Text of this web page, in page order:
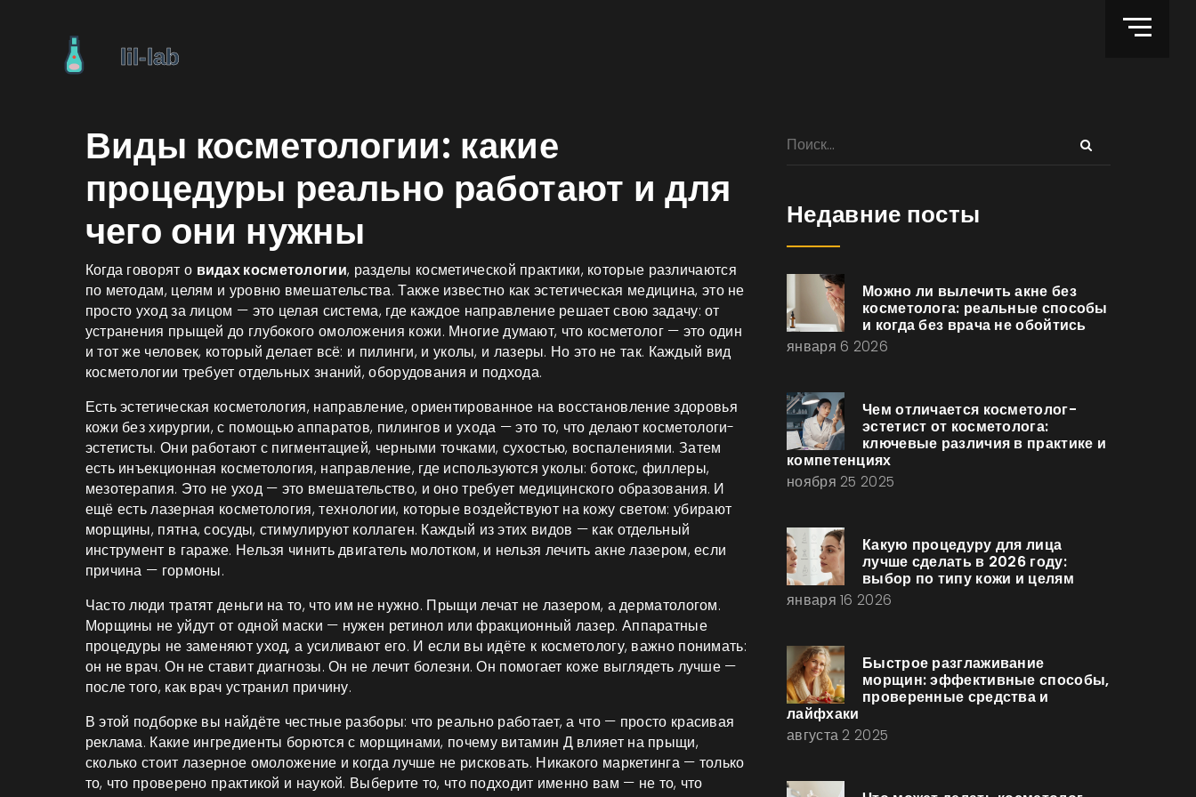
Виды косметологии: какие
процедуры реально работают и для
чего они нужны
Когда говорят о видах косметологии, разделы косметической практики, которые различаются
по методам, целям и уровню вмешательства. Также известно какэстетическая медицина, это не
просто уход за лицом — это целая система, где каждое направление решает свою задачу: от
устранения прыщей до глубокого омоложения кожи. Многие думают, что косметолог — это один
и тот же человек, который делает всё: и пилинги, и уколы, и лазеры. Но это не так. Каждый вид
косметологии требует отдельных знаний, оборудования и подхода.
Естьэстетическая косметология, направление, ориентированное на восстановление здоровья
кожи без хирургии, с помощью аппаратов, пилингов и ухода — это то, что делают косметологи-
эстетисты. Они работают с пигментацией, черными точками, сухостью, воспалениями. Затем
есть инъекционная косметология, направление, где используются уколы: ботокс, филлеры,
мезотерапия. Это не уход — это вмешательство, и оно требует медицинского образования. И
ещё естьлазерная косметология,технологии, которые воздействуют на кожу светом: убирают
морщины, пятна, сосуды, стимулируют коллаген. Каждый из этих видов — как отдельный
инструмент в гараже. Нельзя чинить двигатель молотком, и нельзя лечить акне лазером, если
причина — гормоны.
Часто люди тратят деньги на то, что им не нужно. Прыщи лечат не лазером, а дерматологом.
Морщины не уйдут от одной маски — нужен ретинол или фракционный лазер. Аппаратные
процедуры не заменяют уход, а усиливают его. И если вы идёте к косметологу, важно понимать:
он не врач. Он не ставит диагнозы. Он не лечит болезни. Он помогает коже выглядеть лучше —
после того, как врач устранил причину.
В этой подборке вы найдёте честные разборы: что реально работает, а что — просто красивая
реклама. Какие ингредиенты борются с морщинами, почему витамин Д влияет на прыщи,
сколько стоит лазерное омоложение и когда лучше не рисковать. Никакого маркетинга — только
то, что проверено практикой и наукой. Выберите то, что подходит именно вам — не то, что
Недавние посты
Можно ли вылечить акне без
косметолога: реальные способы
и когда без врача не обойтись
января 6 2026
Чем отличается косметолог-
эстетист от косметолога:
ключевые различия в практике и
компетенциях
ноября 25 2025
Какую процедуру для лица
лучше сделать в 2026 году:
выбор по типу кожи и целям
января 16 2026
Быстрое разглаживание
морщин: эффективные способы,
проверенные средства и
лайфхаки
августа 2 2025